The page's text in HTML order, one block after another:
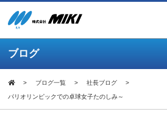
ブログ
ブログ一覧 社長ブログ
パリオリンピックでの卓球女子たのしみ～